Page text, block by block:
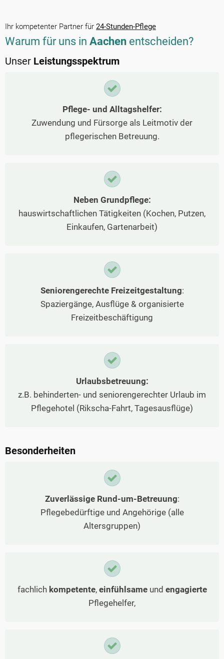
Ihr kompetenter Partner für 24-Stunden-Pflege
Warum für uns in Aachen entscheiden?
Unser Leistungsspektrum
Pflege- und Alltagshelfer:
Zuwendung und Fürsorge als Leitmotiv der
pflegerischen Betreuung.
Neben Grundpflege:
hauswirtschaftlichen Tätigkeiten (Kochen, Putzen,
Einkaufen, Gartenarbeit)
Seniorengerechte Freizeitgestaltung:
Spaziergänge, Ausflüge & organisierte
Freizeitbeschäftigung
Urlaubsbetreuung:
z.B. behinderten- und seniorengerechter Urlaub im
Pflegehotel (Rikscha-Fahrt, Tagesausflüge)
Besonderheiten
Zuverlässige Rund-um-Betreuung:
Pflegebedürftige und Angehörige (alle
Altersgruppen)
fachlich kompetente, einfühlsameund engagierte
Pflegehelfer,